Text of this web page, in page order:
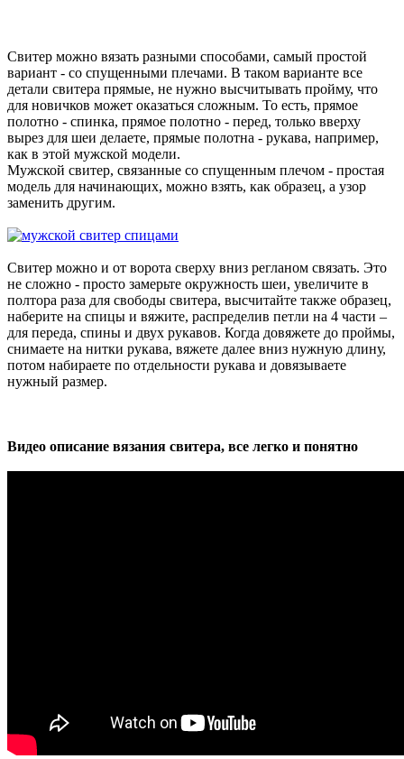
Свитер можно вязать разными способами, самый простой
вариант - со спущенными плечами. В таком варианте все
детали свитера прямые, не нужно высчитывать пройму, что
для новичков может оказаться сложным. То есть, прямое
полотно - спинка, прямое полотно - перед, только вверху
вырез для шеи делаете, прямые полотна - рукава, например,
как в этой мужской модели.
Мужской свитер, связанные со спущенным плечом - простая
модель для начинающих, можно взять, как образец, а узор
заменить другим.
Свитер можно и от ворота сверху вниз регланом связать. Это
не сложно - просто замерьте окружность шеи, увеличите в
полтора раза для свободы свитера, высчитайте также образец,
наберите на спицы и вяжите, распределив петли на 4 части –
для переда, спины и двух рукавов. Когда довяжете до проймы,
снимаете на нитки рукава, вяжете далее вниз нужную длину,
потом набираете по отдельности рукава и довязываете
нужный размер.
Видео описание вязания свитера, все легко и понятно